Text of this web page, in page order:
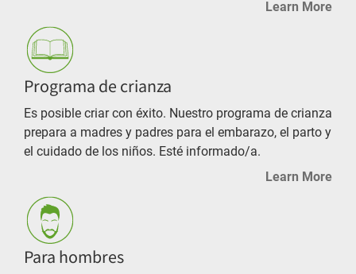
Learn More
Programa de crianza
Es posible criar con éxito. Nuestro programa de crianza
prepara a madres y padres para el embarazo, el parto y
el cuidado de los niños. Esté informado/a.
Learn More
Para hombres